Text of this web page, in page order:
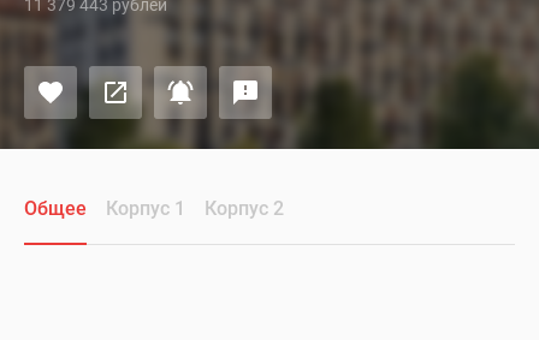
11 379 443 рублей
Общее Корпус 1 Корпус 2